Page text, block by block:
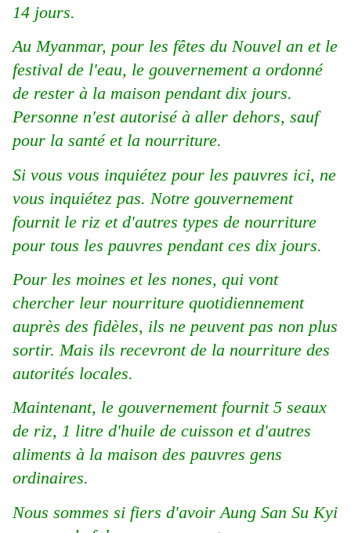
14 jours.
Au Myanmar, pour les fêtes du Nouvel an et le
festival de l'eau, le gouvernement a ordonné
de rester à la maison pendant dix jours.
Personne n'est autorisé à aller dehors, sauf
pour la santé et la nourriture.
Si vous vous inquiétez pour les pauvres ici, ne
vous inquiétez pas. Notre gouvernement
fournit le riz et d'autres types de nourriture
pour tous les pauvres pendant ces dix jours.
Pour les moines et les nones, qui vont
chercher leur nourriture quotidiennement
auprès des fidèles, ils ne peuvent pas non plus
sortir. Mais ils recevront de la nourriture des
autorités locales.
Maintenant, le gouvernement fournit 5 seaux
de riz, 1 litre d'huile de cuisson et d'autres
aliments à la maison des pauvres gens
ordinaires.
Nous sommes si fiers d'avoir Aung San Su Kyi